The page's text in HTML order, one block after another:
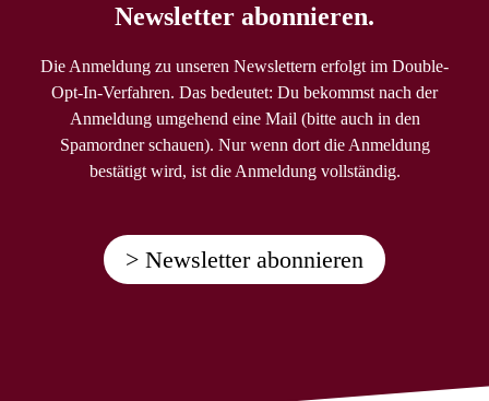
Newsletter abonnieren.
Die Anmeldung zu unseren Newslettern erfolgt im Double-
Opt-In-Verfahren. Das bedeutet: Du bekommst nach der
Anmeldung umgehend eine Mail (bitte auch in den
Spamordner schauen). Nur wenn dort die Anmeldung
bestätigt wird, ist die Anmeldung vollständig.
> Newsletter abonnieren